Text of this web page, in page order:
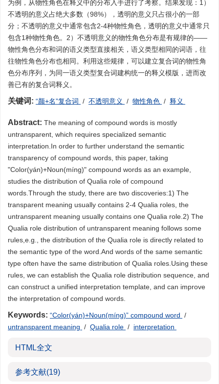
为例，从物性角色在释义中的分布入手进行了考察。结果发现：1）
不透明的意义占绝大多数（98%），透明的意义只占很小的一部
分；不透明的意义中通常包含2-4种物性角色，透明的意义中通常只
包含1种物性角色。2）不透明意义的物性角色分布是有规律的——
物性角色分布和词的语义类型直接相关，语义类型相同的词语，往
往物性角色分布也相同。利用这些规律，可以建立复合词的物性角
色分布序列，为同一语义类型复合词建构统一的释义模版，进而改
善已有的复合词释义。
关键词: “颜+名”复合词 / 不透明意义 / 物性角色 / 释义
Abstract: The meaning of compound words is mostly
untransparent, which requires specialized semantic
interpretation.In order to further understand the semantic
transparency of compound words, this paper, taking
"Color(yán)+Noun(míng)" compound words as an example,
studies the distribution of Qualia role of compound
words.Through the study, there are two discoveries:1) The
transparent meaning usually contains 2-4 Qualia roles, the
untransparent meaning usually contains one Qualia role.2) The
Qualia role distribution of untransparent meaning follows some
rules,e.g., the distribution of the Qualia role is directly related to
the semantic type of the word.And words of the same semantic
type often have the same distribution of Qualia roles.Using these
rules, we can establish the Qualia role distribution sequence, and
can construct a unified interpretation template, and can improve
the interpretation of compound words.
Keywords: “Color(yán)+Noun(míng)” compound word /
untransparent meaning / Qualia role / interpretation
HTML全文
参考文献(19)